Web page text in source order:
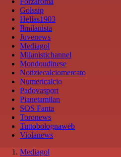
Golssip
Hellas1903
Ilmilanista
Juvenews
Mediagol
Milanistichannel
Mondoudinese
Notiziecalciomercato
Numericalcio
Padovasport
Pianetamilan
SOS Fanta
Toronews
Tuttobolognaweb
Violanews
Mediagol